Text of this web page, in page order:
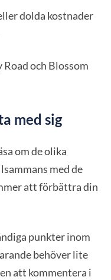
dolda kostnader
Road och Blossom
med sig
om de olika
med de
att förbättra din
punkter inom
behöver lite
att kommentera i